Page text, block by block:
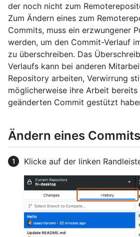
der noch nicht zum
Zum Ändern eines zum
Commits, muss ein erzwungener
werden, um den Commit-Verlauf
zu überschreiben. Das
Verlaufs kann bei anderen
Repository arbeiten, Verwirrung
möglicherweise ihre Arbeit bereits
geänderten Commit gestützt
Ändern eines Commits
Klicke auf der linken